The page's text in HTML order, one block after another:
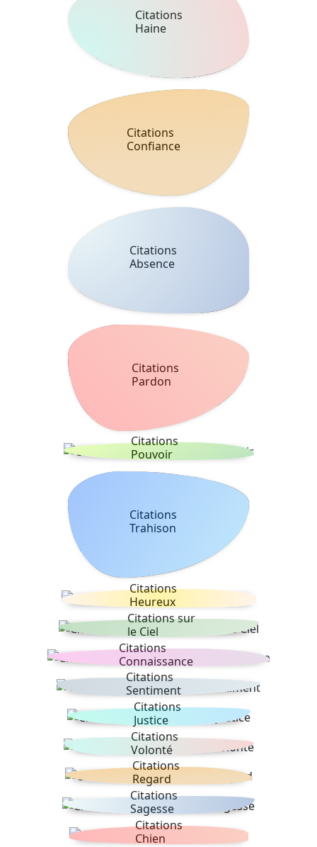
Citations
Haine
Citations
Confiance
Citations
Absence
Citations
Pardon
Citations
Pouvoir
Citations
Trahison
Citations
Heureux
Citations sur
le Ciel
Citations
Connaissance
Citations
Sentiment
Citations
Justice
Citations
Volonté
Citations
Regard
Citations
Sagesse
Citations
Chien